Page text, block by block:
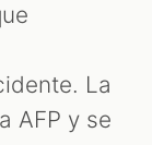
La
AFP y se